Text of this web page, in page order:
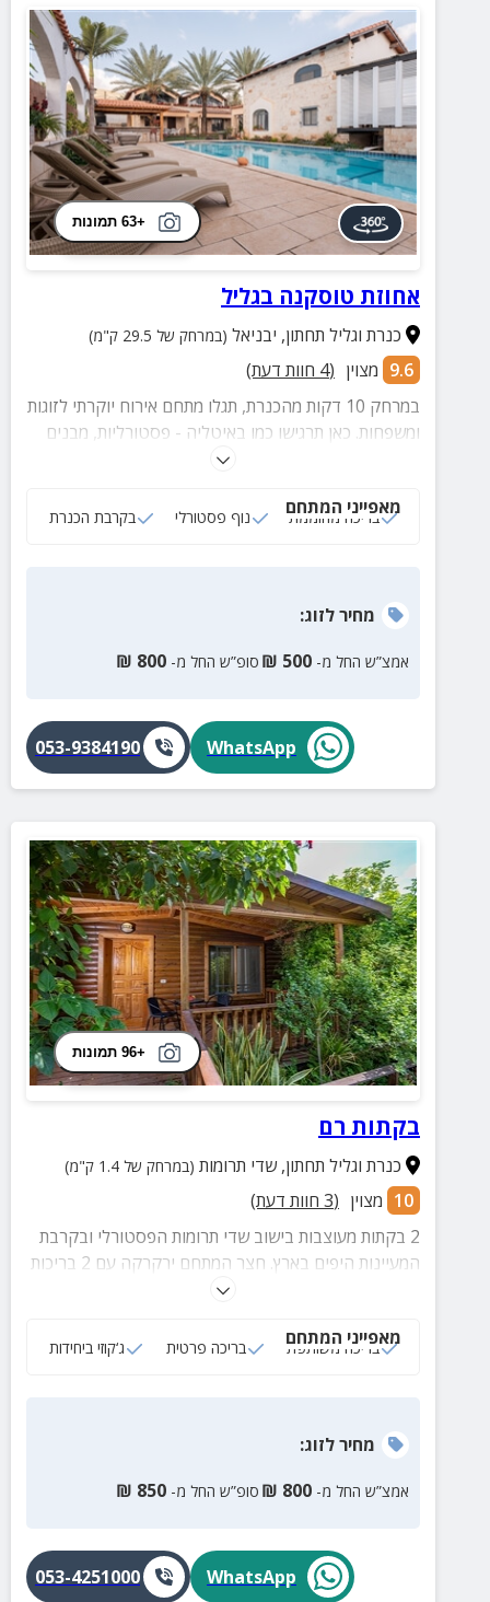
+63 תמונות
אחוזת טוסקנה בגליל
כנרת וגליל תחתון, יבניאל (במרחק של 29.5 ק"מ)
9.6 מצוין (
4 חוות דעת)
במרחק 10 דקות מהכנרת, תגלו מתחם אירוח יוקרתי לזוגות
ומשפחות. כאן תרגישו כמו באיטליה - פסטורליות, מבנים
העשויים אבן, אווירה ועיצוב רומנטי ועוד.
מאפייני המתחם
בריכה מחוממת נוף פסטורלי בקרבת הכנרת
מחירלזוג:
אמצ”ש החל מ- 500
₪ סופ”ש החל מ- 800
₪
WhatsApp
053-9384190
+96 תמונות
בקתות רם
כנרת וגליל תחתון,שדי תרומות (במרחק של 1.4 ק"מ)
10 מצוין (
3 חוות דעת)
2 בקתות מעוצבות בישוב שדי תרומות הפסטורלי ובקרבת
המעיינות היפים בארץ. חצר המתחם ירקרקה עם 2 בריכות
מרעננות ובכל בקתה תמצאו ג'קוזי זרמים מפנק ואבזור
מאפייני המתחם
בריכה משותפת בריכה פרטית ג‘קוזי ביחידות
מחירלזוג:
אמצ”ש החל מ- 800
₪ סופ”ש החל מ- 850
₪
WhatsApp
053-4251000